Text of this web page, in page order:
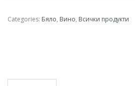
Categories: Бяло, Вино, Всички продукти